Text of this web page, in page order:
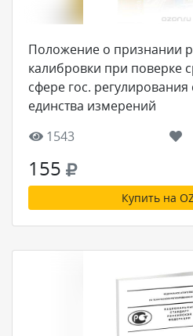
Положение о признании
калибровки при поверке
сфере гос.
единства измерений
1543
155
Купить на